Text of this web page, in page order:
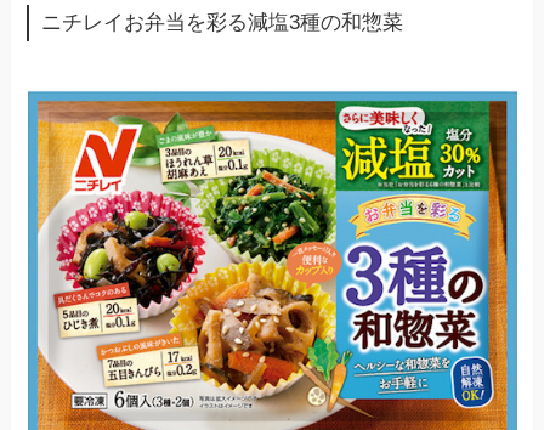
ニチレイお弁当を彩る減塩3種の和惣菜